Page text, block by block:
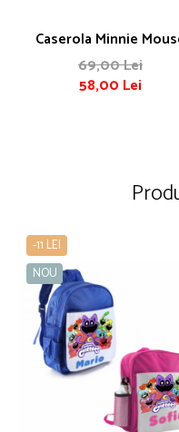
Caserola Minnie
69,00 Lei
58,00 Lei
-11 LEI
NOU